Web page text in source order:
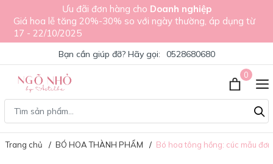
Ưu đãi đơn hàng cho Doanh nghiệp
Giá hoa lễ tăng 20%-30% so với ngày thường, áp dụng từ
17 - 22/10/2025
Bạn cần giúp đỡ? Hãy gọi: 0528680680
0
Trang chủ BÓ HOA THÀNH PHẨM Bó hoa tông hồng: cúc mẫu